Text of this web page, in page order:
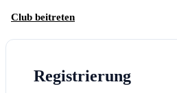
Club beitreten
Registrierung